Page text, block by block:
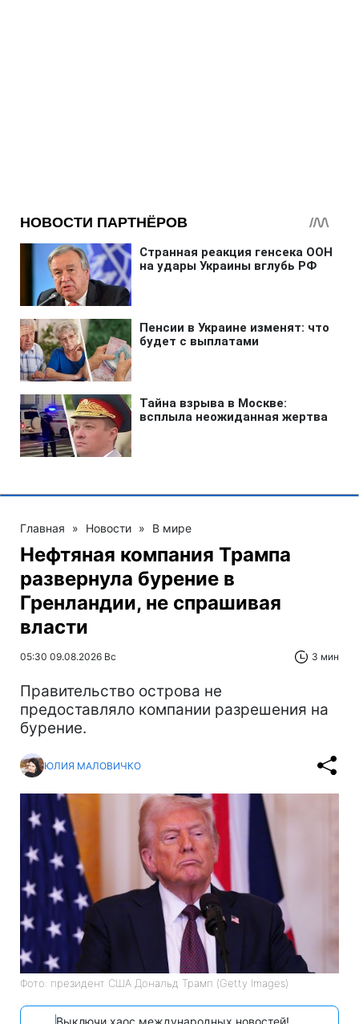
Главная » Новости » В мире
Нефтяная компания Трампа
развернула бурение в
Гренландии, не спрашивая
власти
05:30 09.08.2026 Вс 3 мин
Правительство острова не
предоставляло компании разрешения на
бурение.
ЮЛИЯ МАЛОВИЧКО
Фото: президент США Дональд Трамп (Getty Images)
Выключи хаос международных новостей!